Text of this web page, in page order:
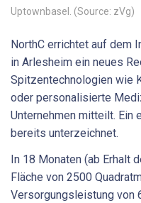
Uptownbasel. (Source: zVg)
NorthC errichtet auf dem
in Arlesheim ein neues
Spitzentechnologien wie
oder personalisierte
Unternehmen mitteilt. Ein
bereits unterzeichnet.
In 18 Monaten (ab Erhalt
Fläche von 2500
Versorgungsleistung von